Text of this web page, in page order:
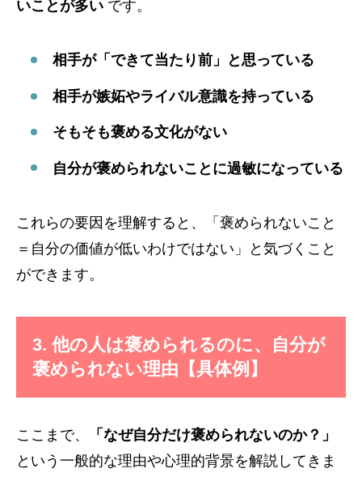
いことが多い です。
相手が「できて当たり前」と思っている
相手が嫉妬やライバル意識を持っている
そもそも褒める文化がない
自分が褒められないことに過敏になっている
これらの要因を理解すると、「褒められないこと
＝自分の価値が低いわけではない」と気づくこと
ができます。
3. 他の人は褒められるのに、自分が
褒められない理由【具体例】
ここまで、
「なぜ自分だけ褒められないのか？」
という一般的な理由や心理的背景を解説してきま